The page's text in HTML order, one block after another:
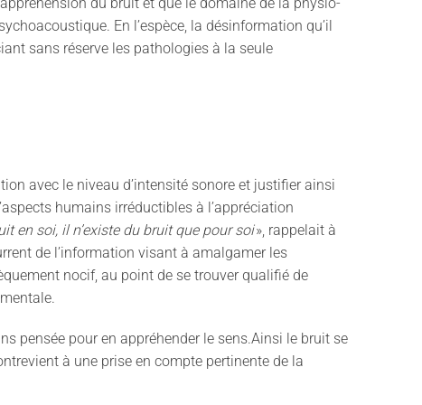
En l’espèce, la désinformation qu’il
sans réserve les pathologies à la seule
avec le niveau d’intensité sonore et justifier ainsi
’aspects humains irréductibles à l’appréciation
en soi, il n’existe du bruit que pour soi», rappelait à
de l’information visant à amalgamer les
nocif, au point de se trouver qualifié de
pensée pour en appréhender le sens.Ainsi le bruit se
à une prise en compte pertinente de la